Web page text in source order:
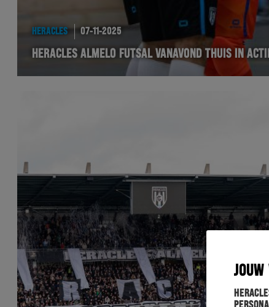
JOUW
HERACLES 07-11-2025
HERACLES ALMELO FUTSAL VANAVOND THUIS IN